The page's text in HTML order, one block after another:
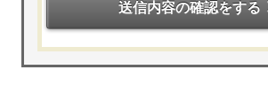
送信内容の確認をする